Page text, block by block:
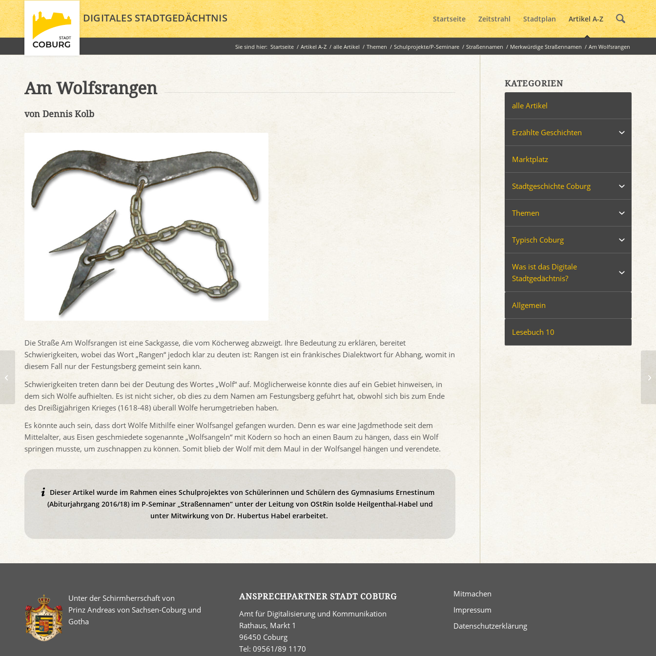
DIGITALES STADTGEDÄCHTNIS Startseite Zeitstrahl Stadtplan Artikel A-Z
Sie sind hier: Startseite / Artikel A-Z / alle Artikel / Themen / Schulprojekte/P-Seminare / Straßennamen / Merkwürdige Straßennamen / Am Wolfsrangen
Am Wolfsrangen
von Dennis Kolb
Die Straße Am Wolfsrangen ist eine Sackgasse, die vom Köcherweg abzweigt. Ihre Bedeutung zu erklären, bereitet
Schwierigkeiten, wobei das Wort „Rangen“ jedoch klar zu deuten ist: Rangen ist ein fränkisches Dialektwort für Abhang, womit in
diesem Fall nur der Festungsberg gemeint sein kann.
Schwierigkeiten treten dann bei der Deutung des Wortes „Wolf“ auf. Möglicherweise könnte dies auf ein Gebiet hinweisen, in
dem sich Wölfe aufhielten. Es ist nicht sicher, ob dies zu dem Namen am Festungsberg geführt hat, obwohl sich bis zum Ende
des Dreißigjährigen Krieges (1618-48) überall Wölfe herumgetrieben haben.
Es könnte auch sein, dass dort Wölfe Mithilfe einer Wolfsangel gefangen wurden. Denn es war eine Jagdmethode seit dem
Mittelalter, aus Eisen geschmiedete sogenannte „Wolfsangeln“ mit Ködern so hoch an einen Baum zu hängen, dass ein Wolf
springen musste, um zuschnappen zu können. Somit blieb der Wolf mit dem Maul in der Wolfsangel hängen und verendete.
Dieser Artikel wurde im Rahmen eines Schulprojektes von Schülerinnen und Schülern des Gymnasiums Ernestinum
(Abiturjahrgang 2016/18) im P-Seminar „Straßennamen“ unter der Leitung von OStRin Isolde Heilgenthal-Habel und
unter Mitwirkung von Dr. Hubertus Habel erarbeitet.
KATEGORIEN
alle Artikel
Erzählte Geschichten
Marktplatz
Stadtgeschichte Coburg
Themen
Typisch Coburg
Was ist das Digitale
Stadtgedächtnis?
Allgemein
Lesebuch 10
Unter der Schirmherrschaft von
Prinz Andreas von Sachsen-Coburg und
Gotha
ANSPRECHPARTNER STADT COBURG
Amt für Digitalisierung und Kommunikation
Rathaus, Markt 1
96450 Coburg
Tel: 09561/89 1170
Mitmachen
Impressum
Datenschutzerklärung